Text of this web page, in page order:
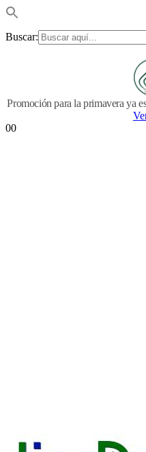
Buscar:
Promoción para la primavera ya
00